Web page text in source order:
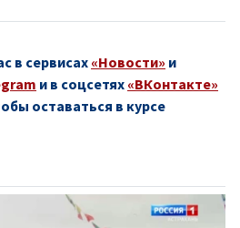
в сервисах «Новости» и
и в соцсетях «ВКонтакте»
оставаться в курсе